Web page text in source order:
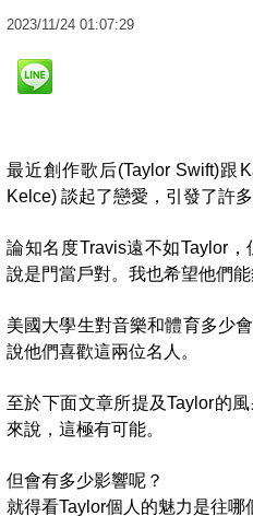
2023/11/24 01:07:29
最近創作歌后(Taylor Swift)跟
Kelce) 談起了戀愛，引發了許多
論知名度Travis遠不如Taylor
說是門當戶對。我也希望他們
美國大學生對音樂和體育多少
說他們喜歡這兩位名人。
至於下面文章所提及Taylor的
來說，這極有可能。
但會有多少影響呢？
就得看Taylor個人的魅力是往哪